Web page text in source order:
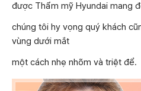
được Thẩm mỹ Hyundai mang
chúng tôi hy vọng quý khách
vùng dưới mắt
một cách nhẹ nhõm và triệt để.